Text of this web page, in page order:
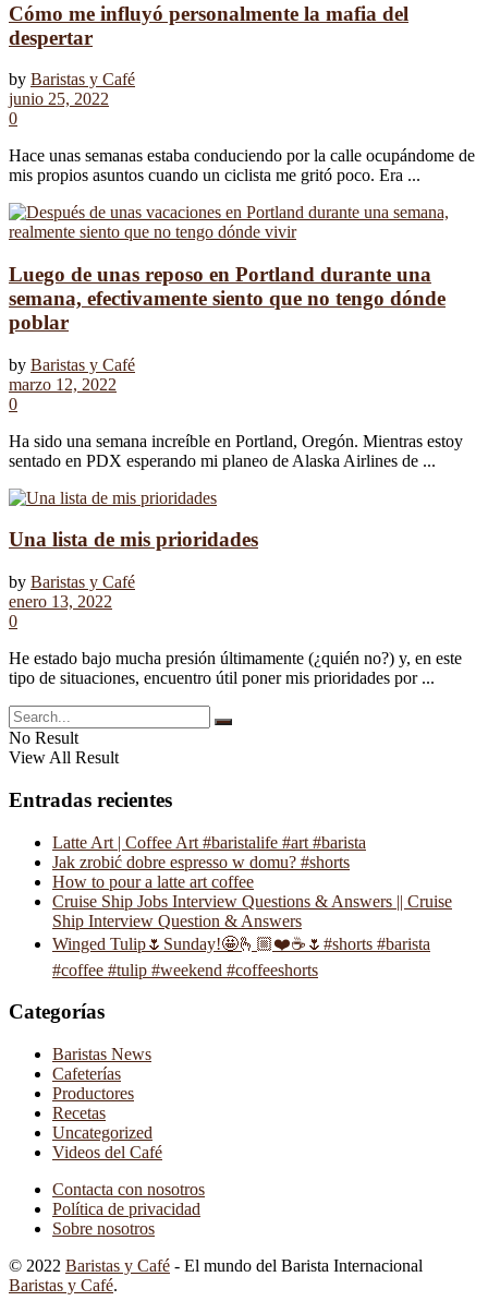
Cómo me influyó personalmente la mafia del
despertar
by Baristas y Café
junio 25, 2022
0
Hace unas semanas estaba conduciendo por la calle ocupándome de
mis propios asuntos cuando un ciclista me gritó poco. Era ...
Luego de unas reposo en Portland durante una
semana, efectivamente siento que no tengo dónde
poblar
by Baristas y Café
marzo 12, 2022
0
Ha sido una semana increíble en Portland, Oregón. Mientras estoy
sentado en PDX esperando mi planeo de Alaska Airlines de ...
Una lista de mis prioridades
by Baristas y Café
enero 13, 2022
0
He estado bajo mucha presión últimamente (¿quién no?) y, en este
tipo de situaciones, encuentro útil poner mis prioridades por ...
No Result
View All Result
Entradas recientes
Latte Art | Coffee Art #baristalife #art #barista
Jak zrobić dobre espresso w domu? #shorts
How to pour a latte art coffee
Cruise Ship Jobs Interview Questions & Answers || Cruise
Ship Interview Question & Answers
Winged Tulip🌷Sunday!🤩🫰🏼❤️☕️🌷#shorts #barista
#coffee #tulip #weekend #coffeeshorts
Categorías
Baristas News
Cafeterías
Productores
Recetas
Uncategorized
Videos del Café
Contacta con nosotros
Política de privacidad
Sobre nosotros
© 2022 Baristas y Café - El mundo del Barista Internacional
Baristas y Café.